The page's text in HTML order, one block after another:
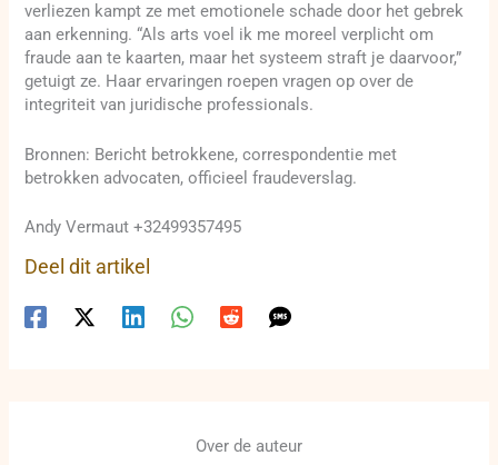
verliezen kampt ze met emotionele schade door het gebrek
aan erkenning. “Als arts voel ik me moreel verplicht om
fraude aan te kaarten, maar het systeem straft je daarvoor,”
getuigt ze. Haar ervaringen roepen vragen op over de
integriteit van juridische professionals.
Bronnen: Bericht betrokkene, correspondentie met
betrokken advocaten, officieel fraudeverslag.
Andy Vermaut +32499357495
Deel dit artikel
Over de auteur